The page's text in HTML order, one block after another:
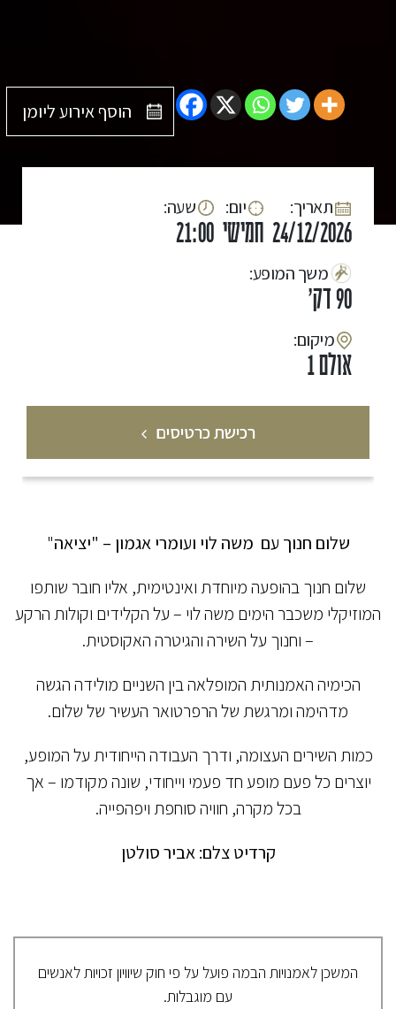
הוסף אירוע ליומן
:תאריך
24/12/2026
:יום
חמישי
:שעה
21:00
:משך המופע
90 דק'
:מיקום
אולם 1
רכישת כרטיסים
שלום חנוך עם משה לוי ועומרי אגמון – "יציאה"
שלום חנוך בהופעה מיוחדת ואינטימית, אליו חובר שותפו
המוזיקלי משכבר הימים משה לוי – על הקלידים וקולות הרקע
– וחנוך על השירה והגיטרה האקוסטית.
הכימיה האמנותית המופלאה בין השניים מולידה הגשה
מדהימה ומרגשת של הרפרטואר העשיר של שלום.
כמות השירים העצומה, ודרך העבודה הייחודית על המופע,
יוצרים כל פעם מופע חד פעמי וייחודי, שונה מקודמו – אך
בכל מקרה, חוויה סוחפת ויפהפייה.
קרדיט צלם: אביר סולטן
המשכן לאמנויות הבמה פועל על פי חוק שיוויון זכויות לאנשים
עם מוגבלות.